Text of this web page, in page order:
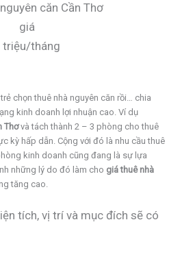
căn Cần Thơ
giá
triệu/tháng
chọn thuê nhà nguyên căn rồi… chia
kinh doanh lợi nhuận cao. Ví dụ
Thơvà tách thành 2 – 3 phòng cho thuê
kỳ hấp dẫn. Cộng với đó là nhu cầu thuê
kinh doanh cũng đang là sự lựa
những lý do đó làm cho giá thuê nhà
tăng cao.
tích, vị trí và mục đích sẽ có